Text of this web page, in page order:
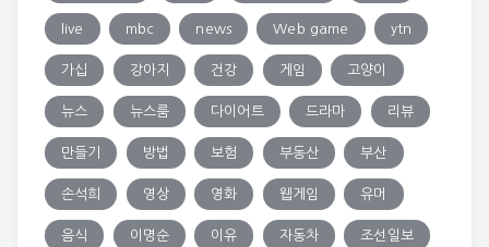
live mbc news Web game ytn
가십 강아지 건강 게임 고양이
뉴스 뉴스룸 다이어트 드라마 리뷰
만들기 방법 보험 부동산 부산
손석희 영상 영화 웹게임 유머
음식 이명순 이유 자동차 조선일보